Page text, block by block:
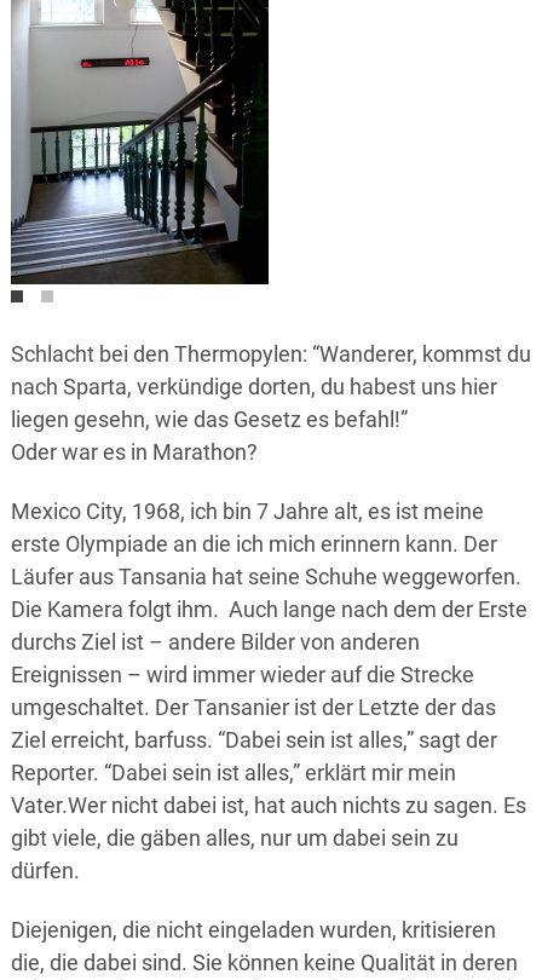
Schlacht bei den Thermopylen: “Wanderer, kommst du
nach Sparta, verkündige dorten, du habest uns hier
liegen gesehn, wie das Gesetz es befahl!”
Oder war es in Marathon?
Mexico City, 1968, ich bin 7 Jahre alt, es ist meine
erste Olympiade an die ich mich erinnern kann. Der
Läufer aus Tansania hat seine Schuhe weggeworfen.
Die Kamera folgt ihm. Auch lange nach dem der Erste
durchs Ziel ist – andere Bilder von anderen
Ereignissen – wird immer wieder auf die Strecke
umgeschaltet. Der Tansanier ist der Letzte der das
Ziel erreicht, barfuss. “Dabei sein ist alles,” sagt der
Reporter. “Dabei sein ist alles,” erklärt mir mein
Vater.Wer nicht dabei ist, hat auch nichts zu sagen. Es
gibt viele, die gäben alles, nur um dabei sein zu
dürfen.
Diejenigen, die nicht eingeladen wurden, kritisieren
die, die dabei sind. Sie können keine Qualität in deren